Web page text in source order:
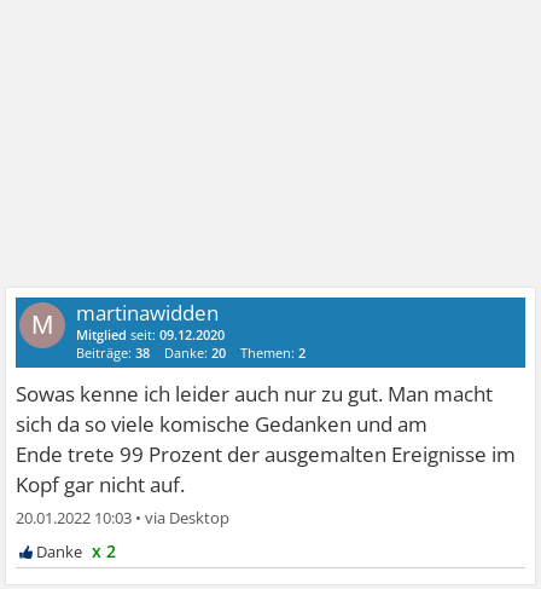
M martinawidden
Mitglied seit:09.12.2020
Beiträge:38 Danke:20 Themen:2
Sowas kenne ich leider auch nur zu gut. Man macht
sich da so viele komische Gedanken und am
Ende trete 99 Prozent der ausgemalten Ereignisse im
Kopf gar nicht auf.
20.01.2022 10:03 •
x 2